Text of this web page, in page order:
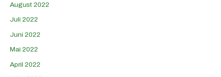
August 2022
Juli 2022
Juni 2022
Mai 2022
April 2022